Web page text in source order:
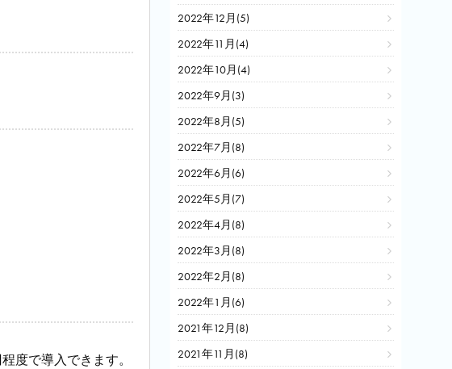
度で導入できます。
2022年12月(5)
2022年11月(4)
2022年10月(4)
2022年9月(3)
2022年8月(5)
2022年7月(8)
2022年6月(6)
2022年5月(7)
2022年4月(8)
2022年3月(8)
2022年2月(8)
2022年1月(6)
2021年12月(8)
2021年11月(8)